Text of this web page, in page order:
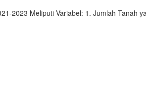
2023 Meliputi Variabel: 1. Jumlah Tanah